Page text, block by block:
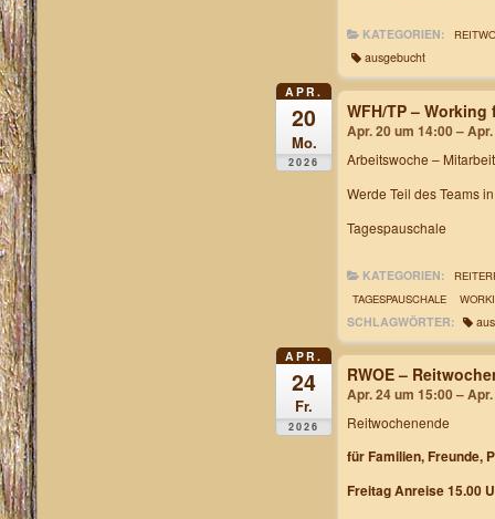
KATEGORIEN:
ausgebucht
APR.
20
Mo.
2026
WFH/TP –
Apr. 20 um 14:00 –
Arbeitswoche –
Werde Teil des Teams
Tagespauschale
KATEGORIEN:
TAGESPAUSCHALE
SCHLAGWÖRTER:
APR.
24
Fr.
2026
RWOE –
Apr. 24 um 15:00 –
Reitwochenende
für Familien, Freunde,
Freitag Anreise 15.00